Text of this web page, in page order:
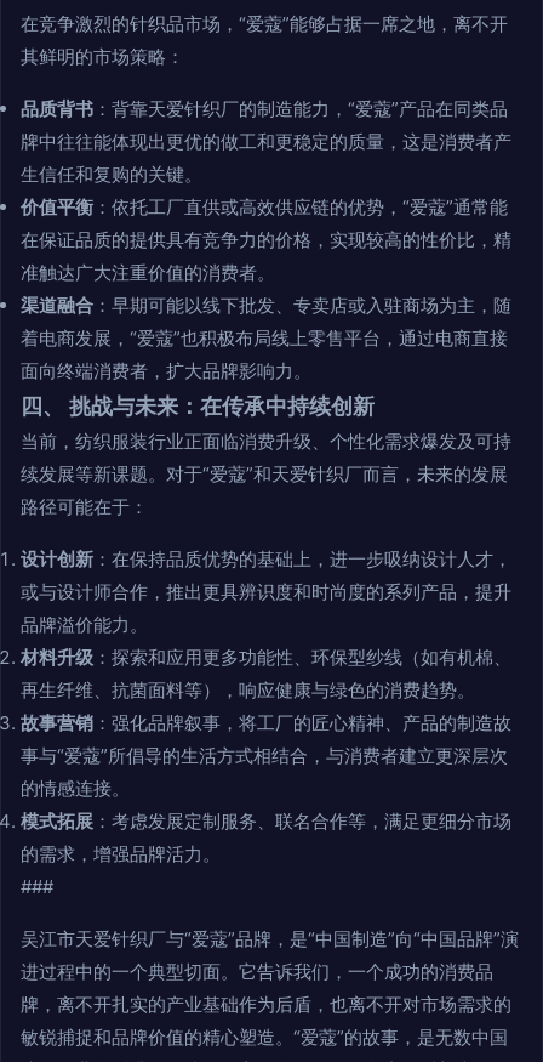
在竞争激烈的针织品市场，“爱蔻”能够占据一席之地，离不开
其鲜明的市场策略：
品质背书 ：背靠天爱针织厂的制造能力，“爱蔻”产品在同类品
牌中往往能体现出更优的做工和更稳定的质量，这是消费者产
生信任和复购的关键。
价值平衡 ：依托工厂直供或高效供应链的优势，“爱蔻”通常能
在保证品质的提供具有竞争力的价格，实现较高的性价比，精
准触达广大注重价值的消费者。
渠道融合 ：早期可能以线下批发、专卖店或入驻商场为主，随
着电商发展，“爱蔻”也积极布局线上零售平台，通过电商直接
面向终端消费者，扩大品牌影响力。
四、 挑战与未来：在传承中持续创新
当前，纺织服装行业正面临消费升级、个性化需求爆发及可持
续发展等新课题。对于“爱蔻”和天爱针织厂而言，未来的发展
路径可能在于：
设计创新 ：在保持品质优势的基础上，进一步吸纳设计人才，
或与设计师合作，推出更具辨识度和时尚度的系列产品，提升
品牌溢价能力。
材料升级 ：探索和应用更多功能性、环保型纱线（如有机棉、
再生纤维、抗菌面料等），响应健康与绿色的消费趋势。
故事营销 ：强化品牌叙事，将工厂的匠心精神、产品的制造故
事与“爱蔻”所倡导的生活方式相结合，与消费者建立更深层次
的情感连接。
模式拓展 ：考虑发展定制服务、联名合作等，满足更细分市场
的需求，增强品牌活力。
###
吴江市天爱针织厂与“爱蔻”品牌，是“中国制造”向“中国品牌”演
进过程中的一个典型切面。它告诉我们，一个成功的消费品
牌，离不开扎实的产业基础作为后盾，也离不开对市场需求的
敏锐捕捉和品牌价值的精心塑造。“爱蔻”的故事，是无数中国